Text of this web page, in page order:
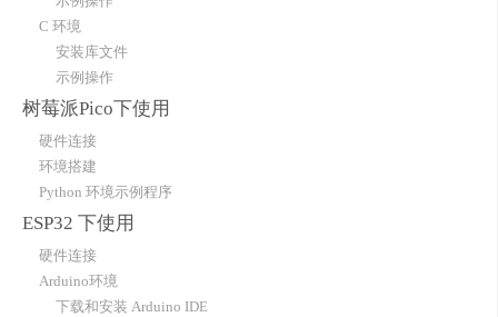
C 环境
安装库文件
示例操作
树莓派Pico下使用
硬件连接
环境搭建
Python 环境示例程序
ESP32 下使用
硬件连接
Arduino环境
下载和安装 Arduino IDE